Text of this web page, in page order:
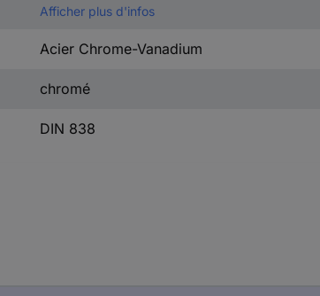
Afficher plus d'infos
Acier Chrome-Vanadium
chromé
DIN 838